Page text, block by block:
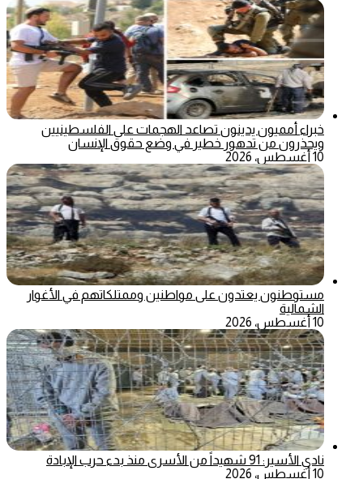
خبراء أمميون يدينون تصاعد الهجمات على الفلسطينيين
ويحذرون من تدهور خطير في وضع حقوق الإنسان
10 أغسطس، 2026
مستوطنون يعتدون على مواطنين وممتلكاتهم في الأغوار
الشمالية
10 أغسطس، 2026
نادي الأسير: 91 شهيداً من الأسرى منذ بدء حرب الإبادة
10 أغسطس، 2026